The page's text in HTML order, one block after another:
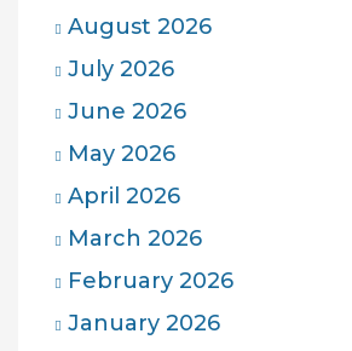
August 2026
July 2026
June 2026
May 2026
April 2026
March 2026
February 2026
January 2026